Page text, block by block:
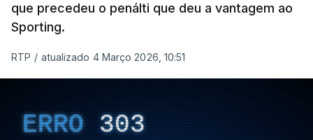
que precedeu o penálti que deu a vantagem ao
Sporting.
RTP / atualizado 4 Março 2026, 10:51
ERRO 303